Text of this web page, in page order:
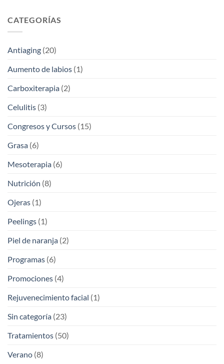
CATEGORÍAS
Antiaging (20)
Aumento de labios (1)
Carboxiterapia (2)
Celulitis (3)
Congresos y Cursos (15)
Grasa (6)
Mesoterapia (6)
Nutrición (8)
Ojeras (1)
Peelings (1)
Piel de naranja (2)
Programas (6)
Promociones (4)
Rejuvenecimiento facial (1)
Sin categoría (23)
Tratamientos (50)
Verano (8)